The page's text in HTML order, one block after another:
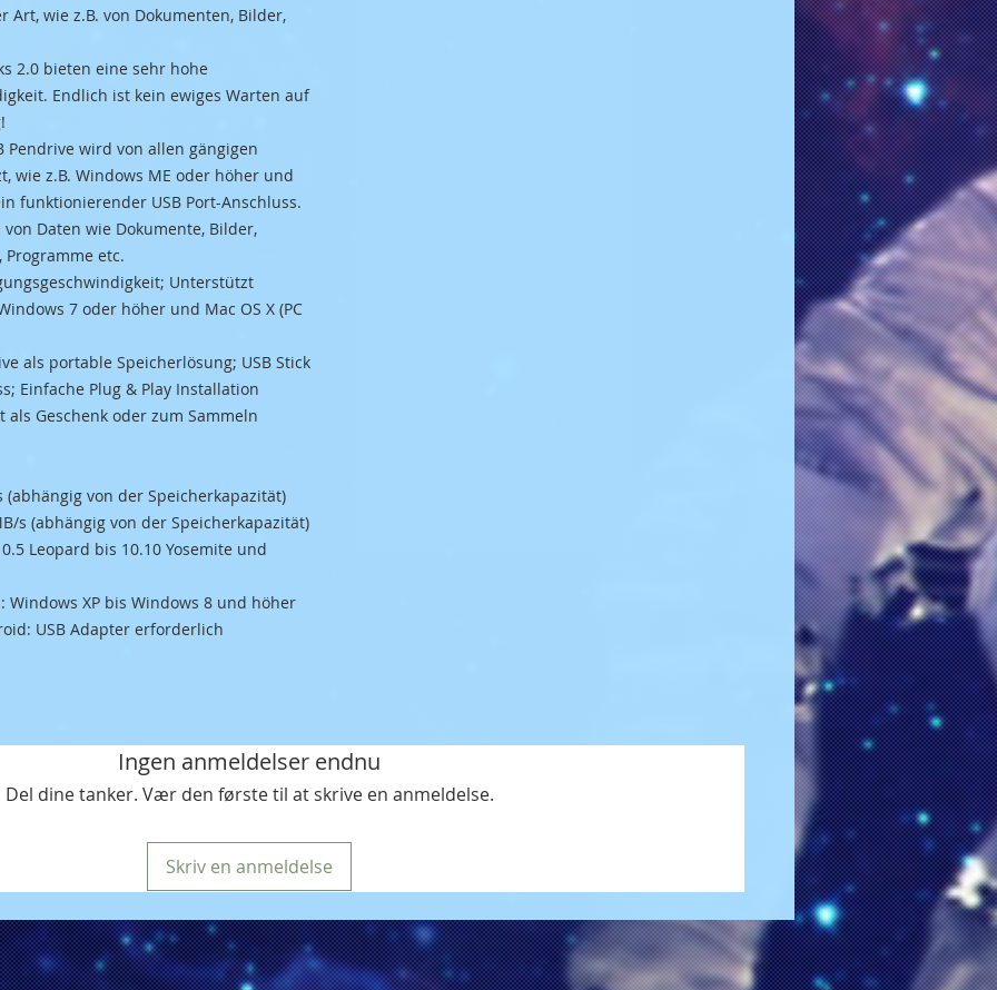
Art, wie z.B. von Dokumenten, Bilder,
2.0 bieten eine sehr hohe
Endlich ist kein ewiges Warten auf
Pendrive wird von allen gängigen
wie z.B. Windows ME oder höher und
funktionierender USB Port-Anschluss.
Daten wie Dokumente, Bilder,
etc.
Unterstützt
7 oder höher und Mac OS X (PC
als portable Speicherlösung; USB Stick
Einfache Plug & Play Installation
als Geschenk oder zum Sammeln
(abhängig von der Speicherkapazität)
s (abhängig von der Speicherkapazität)
Leopard bis 10.10 Yosemite und
Windows XP bis Windows 8 und höher
USB Adapter erforderlich
Ingen anmeldelser endnu
Del dine tanker. Vær den første til at skrive en anmeldelse.
Skriv en anmeldelse